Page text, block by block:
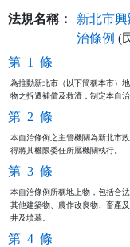
法規名稱：
新北市
治條例 (
第 1 條
為推動新北市（以下簡稱本市）
物之拆遷補償及救濟，制定本自治
第 2 條
本自治條例之主管機關為新北市
得將其權限委任所屬機關執行。
第 3 條
本自治條例所稱地上物，包括合
其他建築物、農作改良物、畜產
井及墳墓。
第 4 條